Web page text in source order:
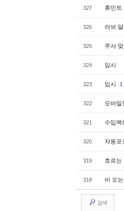
327 휴민트
326 러브
325 주사
324 임시
323 임시 1
322 모바일
321 수입백
320 자동포
319 흐르는
318 비 오
검색